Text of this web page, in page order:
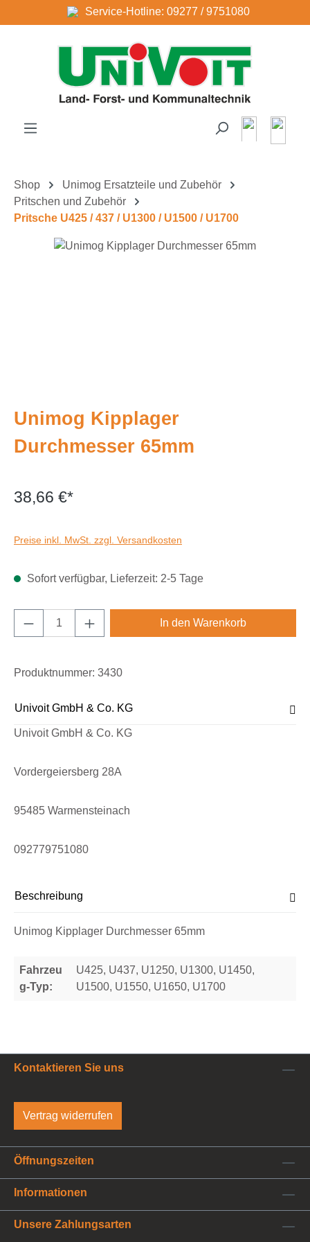
Zum Hauptinhalt springenService-Hotline: 09277 / 9751080
Shop
Unimog Ersatzteile und Zubehör
Pritschen und Zubehör
Pritsche U425 / 437 / U1300 / U1500 / U1700
Bildergalerie überspringen
Unimog Kipplager
Durchmesser 65mm
38,66 €*
Preise inkl. MwSt. zzgl. Versandkosten
Sofort verfügbar, Lieferzeit: 2-5 Tage
Produkt Anzahl: Gib den gewünschten
In den Warenkorb
Produktnummer: 3430
Univoit GmbH & Co. KG
Univoit GmbH & Co. KG
Vordergeiersberg 28A
95485 Warmensteinach
092779751080
Beschreibung
Unimog Kipplager Durchmesser 65mm
Fahrzeu
g-Typ:
U425, U437, U1250, U1300, U1450,
U1500, U1550, U1650, U1700
Kontaktieren Sie uns
Vertrag widerrufen
Öffnungszeiten
Informationen
Unsere Zahlungsarten